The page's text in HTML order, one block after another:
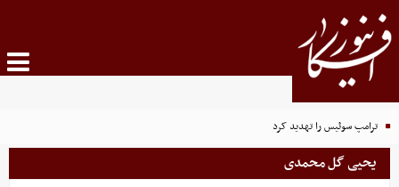
ترامپ سوئیس را تهدید کرد
یحیی گل محمدی